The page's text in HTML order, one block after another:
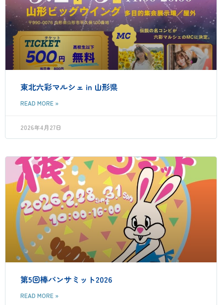
東北六彩マルシェ in 山形県
READ MORE »
2026年4月27日
第5回棒パンサミット2026
READ MORE »